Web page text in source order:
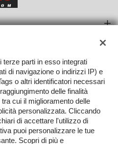
VEDI
TORNA IN CIMA
parti in esso integrati
di navigazione o indirizzi IP) e
o altri identificatori necessari
delle finalità
cui il miglioramento delle
personalizzata. Cliccando
di accettare l'utilizzo di
puoi personalizzare le tue
Scopri di più e